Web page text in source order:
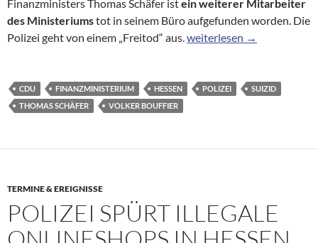
Finanzministers Thomas Schäfer istein weiterer Mitarbeiter
des Ministeriumstot in seinem Büro aufgefunden worden. Die
Polizei geht von einem „Freitod“ aus.Zweiter Suizid im
weiterlesen →
CDU FINANZMINISTERIUM HESSEN POLIZEI
SUIZID
THOMAS SCHÄFER
VOLKER BOUFFIER
TERMINE & EREIGNISSE
POLIZEI SPÜRT ILLEGALE